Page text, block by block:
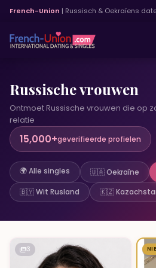
French-Union | Russisch & Oekraïens
Russische vrouwen
Ontmoet Russische vrouwen die op
relatie
15,000+geverifieerde profielen
🌍 Alle singles 🇺🇦 Oekraïne
🇧🇾 Wit Rusland
🇰🇿
3